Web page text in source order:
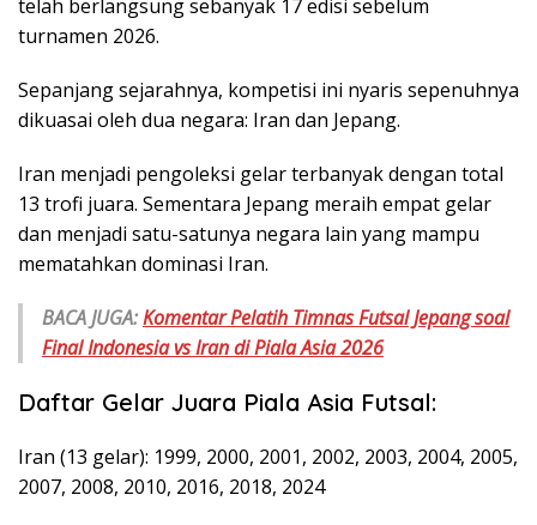
telah berlangsung sebanyak 17 edisi sebelum
turnamen 2026.
Sepanjang sejarahnya, kompetisi ini nyaris sepenuhnya
dikuasai oleh dua negara: Iran dan Jepang.
Iran menjadi pengoleksi gelar terbanyak dengan total
13 trofi juara. Sementara Jepang meraih empat gelar
dan menjadi satu-satunya negara lain yang mampu
mematahkan dominasi Iran.
BACA JUGA:Komentar Pelatih Timnas Futsal Jepang soal
Final Indonesia vs Iran di Piala Asia 2026
Daftar Gelar Juara Piala Asia Futsal:
Iran (13 gelar): 1999, 2000, 2001, 2002, 2003, 2004, 2005,
2007, 2008, 2010, 2016, 2018, 2024